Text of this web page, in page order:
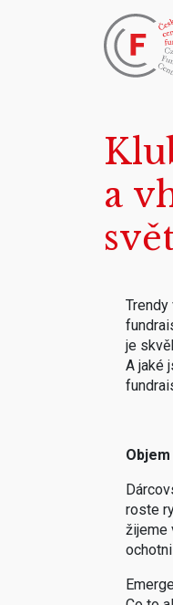
a
Trendy
je
A jaké
roste
žijeme
ochotni